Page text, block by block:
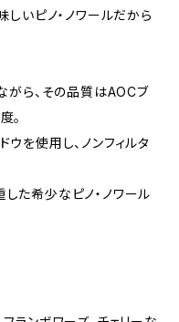
しいピノ・ノワールだから
がら、その品質はAOCブ
。
を使用し、ノンフィルタ
た希少なピノ・ノワール